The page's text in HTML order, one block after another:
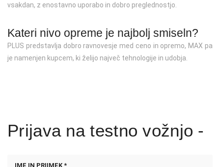
vsakdan, z enostavno uporabo in dobro preglednostjo.
Kateri nivo opreme je najbolj smiseln?
PLUS predstavlja dobro ravnovesje med ceno in opremo, MAX pa
je namenjen kupcem, ki želijo največ tehnologije in udobja.
Prijava na testno vožnjo -
IME IN PRIIMEK *